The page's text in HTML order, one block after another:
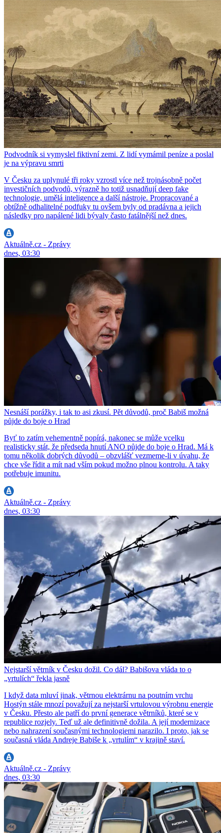
Podvodník si vymyslel fiktivní zemi. Z lidí vymámil peníze a poslal
je na výpravu smrti
V Česku za uplynulé tři roky vzrostl více než trojnásobně počet
investičních podvodů, výrazně ho totiž usnadňují deep fake
technologie, umělá inteligence a další nástroje. Propracované a
obtížně odhalitelné podfuky tu ovšem byly od pradávna a jejich
následky pro napálené lidi bývaly často fatálnější než dnes.
Aktuálně.cz - Zprávy
dnes, 03:30
Nesnáší porážky, i tak to asi zkusí. Pět důvodů, proč Babiš možná
půjde do boje o Hrad
Byť to zatím vehementně popírá, nakonec se může vcelku
realisticky stát, že předseda hnutí ANO půjde do boje o Hrad. Má k
tomu několik dobrých důvodů – obzvlášť vezmeme-li v úvahu, že
chce vše řídit a mít nad vším pokud možno plnou kontrolu. A taky
potřebuje imunitu.
Aktuálně.cz - Zprávy
dnes, 03:30
Nejstarší větrník v Česku dožil. Co dál? Babišova vláda to o
„vrtulích“ řekla jasně
I když data mluví jinak, větrnou elektrárnu na poutním vrchu
Hostýn stále mnozí považují za nejstarší vrtulovou výrobnu energie
v Česku. Přesto ale patří do první generace větrníků, které se v
republice rozjely. Teď už ale definitivně dožila. A její modernizace
nebo nahrazení současnými technologiemi narazilo. I proto, jak se
současná vláda Andreje Babiše k „vrtulím“ v krajině staví.
Aktuálně.cz - Zprávy
dnes, 03:30